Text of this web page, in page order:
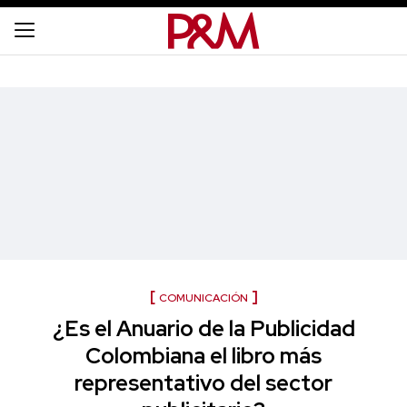
COMUNICACIÓN
¿Es el Anuario de la Publicidad
Colombiana el libro más
representativo del sector